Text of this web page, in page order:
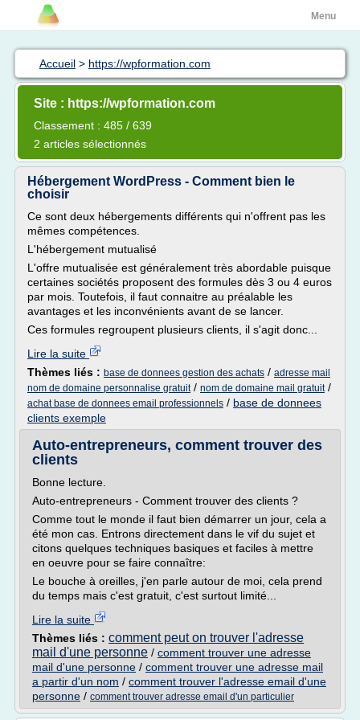
Menu
Accueil > https://wpformation.com
Site : https://wpformation.com
Classement : 485 / 639
2 articles sélectionnés
Hébergement WordPress - Comment bien le
choisir
Ce sont deux hébergements différents qui n'offrent pas les
mêmes compétences.
L'hébergement mutualisé
L'offre mutualisée est généralement très abordable puisque
certaines sociétés proposent des formules dès 3 ou 4 euros
par mois. Toutefois, il faut connaitre au préalable les
avantages et les inconvénients avant de se lancer.
Ces formules regroupent plusieurs clients, il s'agit donc...
Lire la suite
Thèmes liés : base de donnees gestion des achats / adresse mail
nom de domaine personnalise gratuit/ nom de domaine mail gratuit/
achat base de donnees email professionnels / base de donnees
clients exemple
Auto-entrepreneurs, comment trouver des
clients
Bonne lecture.
Auto-entrepreneurs - Comment trouver des clients ?
Comme tout le monde il faut bien démarrer un jour, cela a
été mon cas. Entrons directement dans le vif du sujet et
citons quelques techniques basiques et faciles à mettre
en oeuvre pour se faire connaître:
Le bouche à oreilles, j'en parle autour de moi, cela prend
du temps mais c'est gratuit, c'est surtout limité...
Lire la suite
Thèmes liés : comment peut on trouver l'adresse
mail d'une personne / comment trouver une adresse
mail d'une personne / comment trouver une adresse mail
a partir d'un nom / comment trouver l'adresse email d'une
personne / comment trouver adresse email d'un particulier